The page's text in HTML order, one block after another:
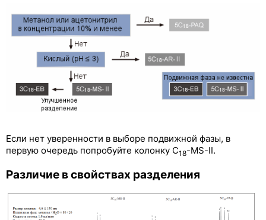
Если нет уверенности в выборе подвижной фазы, в
первую очередь попробуйте колонку C18-MS-II.
Различие в свойствах разделения